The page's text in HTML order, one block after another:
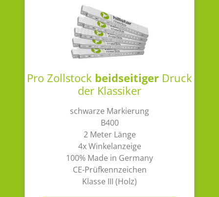
Pro Zollstock beidseitiger Druck
der Klassiker
schwarze Markierung
B400
2 Meter Länge
4x Winkelanzeige
100% Made in Germany
CE-Prüfkennzeichen
Klasse III (Holz)